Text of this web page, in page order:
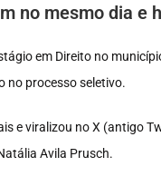
no mesmo dia e
em Direito no
no processo seletivo.
e viralizou no X (antigo
Avila Prusch.